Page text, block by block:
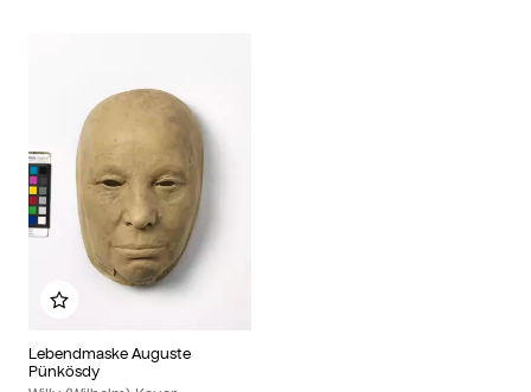
Lebendmaske Auguste
Pünkösdy
Zu meinem Album hinzufügen